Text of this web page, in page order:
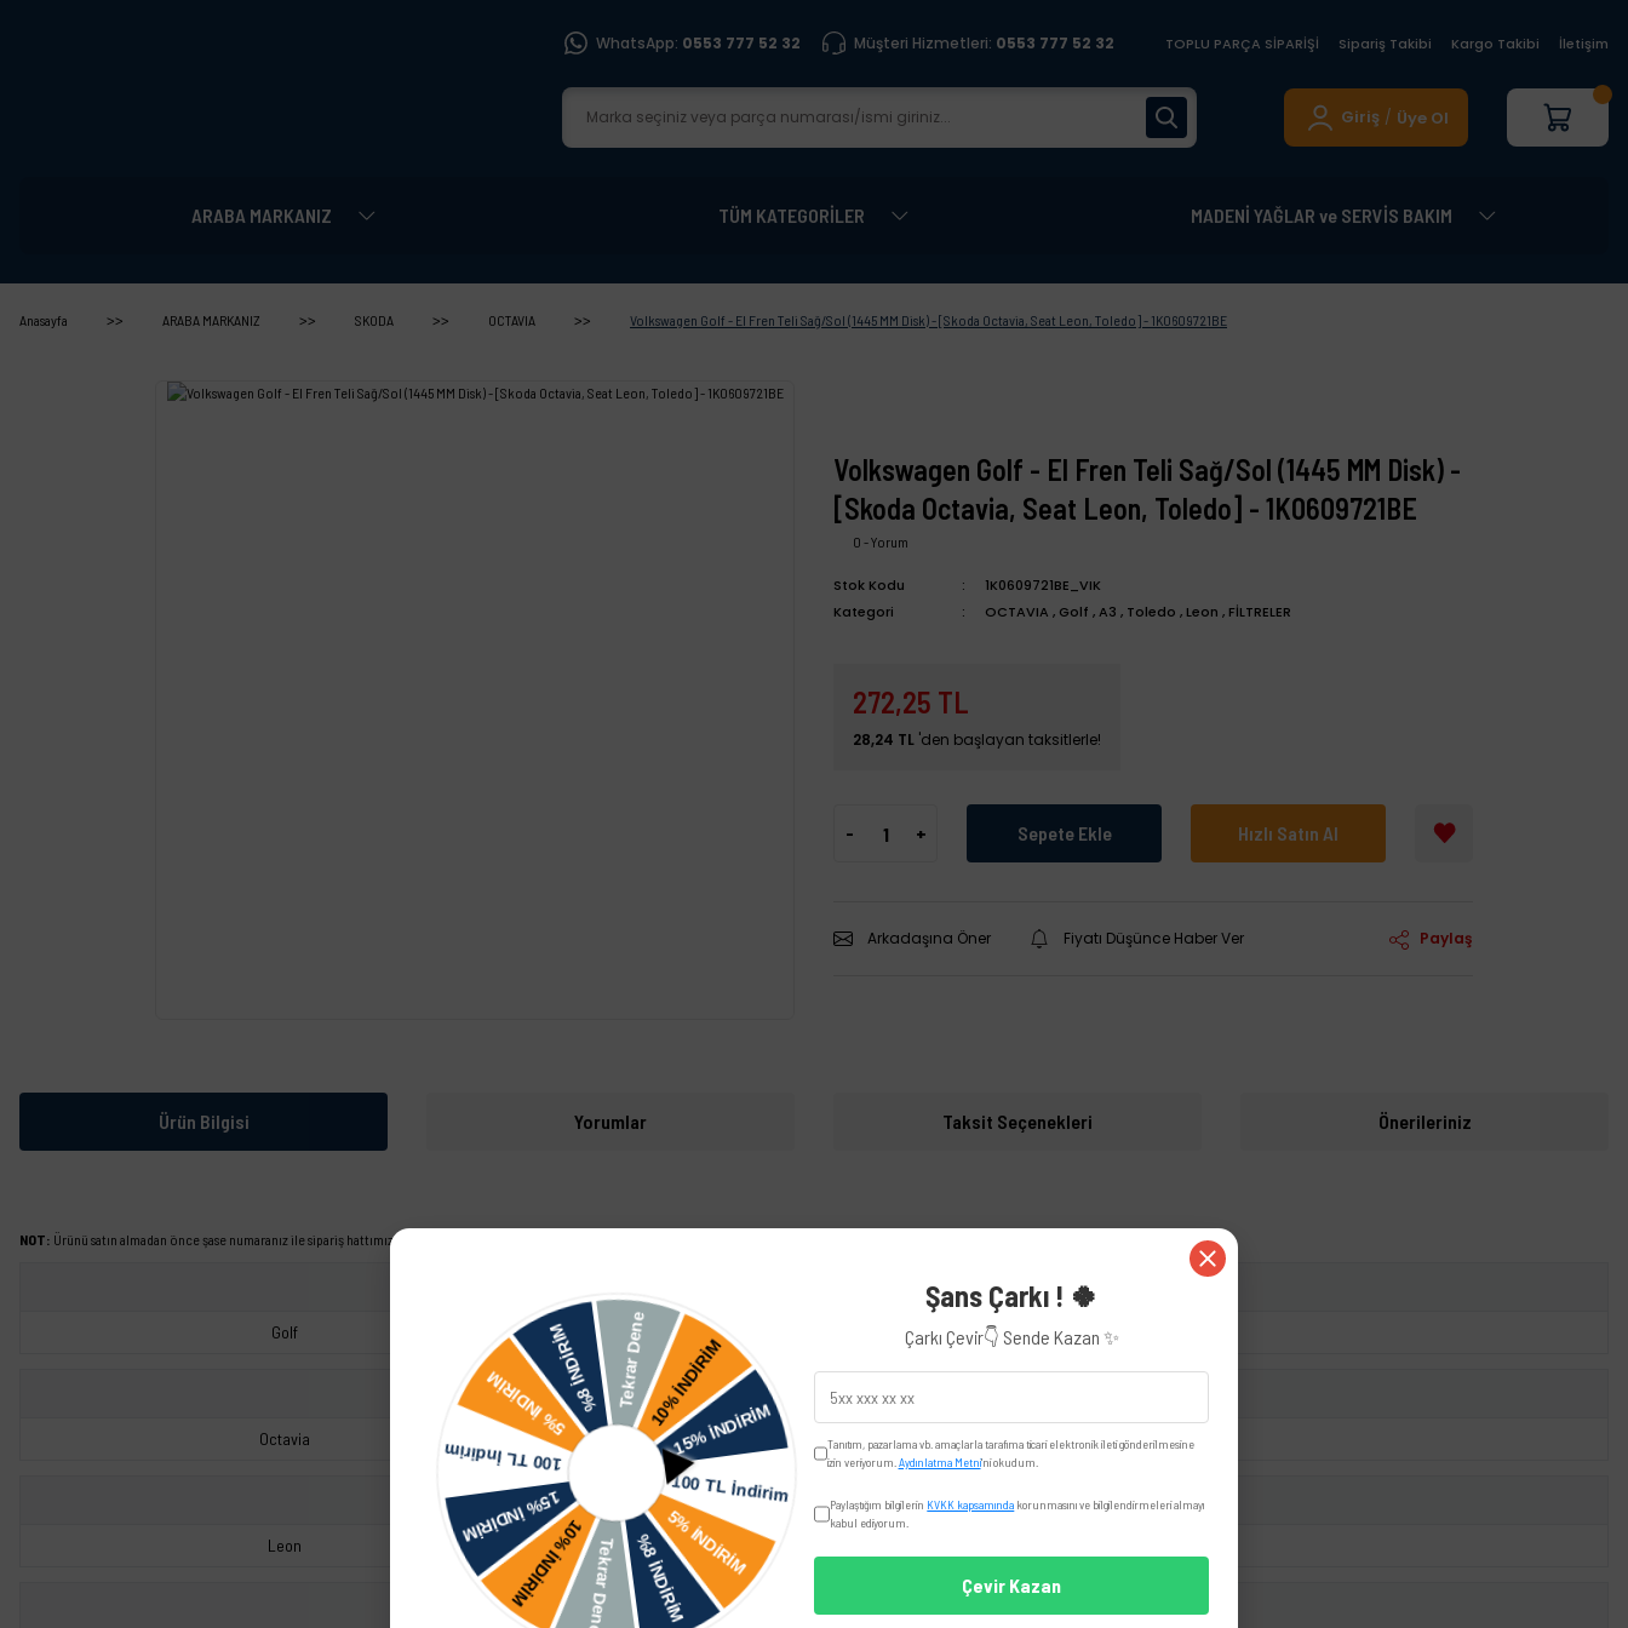
WhatsApp: 0553 777 52 32 Müşteri Hizmetleri: 0553 777 52 32 TOPLU PARÇA SİPARİŞİ Sipariş Takibi Kargo Takibi İletişim
Giriş / Üye Ol
ARABA MARKANIZ TÜM KATEGORİLER MADENİ YAĞLAR ve SERVİS BAKIM
Anasayfa ARABA MARKANIZ SKODA OCTAVIA Volkswagen Golf - El Fren Teli Sağ/Sol (1445 MM Disk) - [Skoda Octavia, Seat Leon, Toledo] - 1K0609721BE
Volkswagen Golf - El Fren Teli Sağ/Sol (1445 MM Disk) -
[Skoda Octavia, Seat Leon, Toledo] - 1K0609721BE
0 - Yorum
Stok Kodu
1K0609721BE_VIK
Kategori
OCTAVIA , Golf ,A3 , Toledo , Leon , FİLTRELER
272,25 TL
28,24 TL 'den başlayan taksitlerle!
- + Sepete Ekle Hızlı Satın Al
Arkadaşına Öner Fiyatı Düşünce Haber Ver Paylaş
Ürün Bilgisi Yorumlar Taksit Seçenekleri Önerileriniz
NOT: Ürünü satın almadan önce şase numaranız ile sipariş hattımızdan kontrol ettirmeniz tavsiye edilir.
Golf
Skoda
Octavia
Seat
Leon
Audi
Şans Çarkı ! 🍀
Çarkı Çevir👇 Sende Kazan ✨
Tanıtım, pazarlama vb. amaçlarla tarafıma ticari elektronik ileti gönderilmesine
izin veriyorum. Aydınlatma Metni'ni okudum.
Paylaştığım bilgilerin KVKK kapsamında korunmasını ve bilgilendirmeleri almayı
kabul ediyorum.
Çevir Kazan